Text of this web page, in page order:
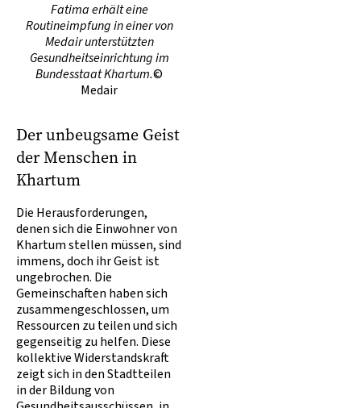
Fatima erhält eine
Routineimpfung in einer von
Medair unterstützten
Gesundheitseinrichtung im
Bundesstaat Khartum.©
Medair
Der unbeugsame Geist
der Menschen in
Khartum
Die Herausforderungen,
denen sich die Einwohner von
Khartum stellen müssen, sind
immens, doch ihr Geist ist
ungebrochen. Die
Gemeinschaften haben sich
zusammengeschlossen, um
Ressourcen zu teilen und sich
gegenseitig zu helfen. Diese
kollektive Widerstandskraft
zeigt sich in den Stadtteilen
in der Bildung von